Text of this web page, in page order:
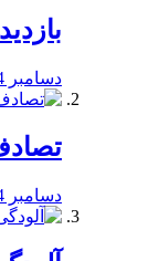
دسامبر 24, 2019
دسامبر 24, 2019